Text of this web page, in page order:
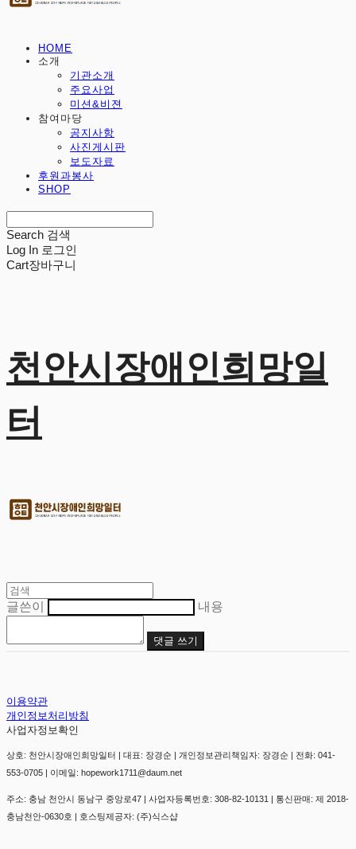
HOME
소개
기관소개
주요사업
미션&비젼
참여마당
공지사항
사진게시판
보도자료
후원과봉사
SHOP
Search 검색
Log In 로그인
Cart장바구니
천안시장애인희망일
터
글쓴이 내용
댓글 쓰기
이용약관
개인정보처리방침
사업자정보확인
상호: 천안시장애인희망일터 | 대표: 장경순 | 개인정보관리책임자: 장경순 | 전화: 041-
553-0705 | 이메일: hopework1711@daum.net
주소: 충남 천안시 동남구 중앙로47 | 사업자등록번호: 308-82-10131 | 통신판매: 제 2018-
충남천안-0630호 | 호스팅제공자: (주)식스샵